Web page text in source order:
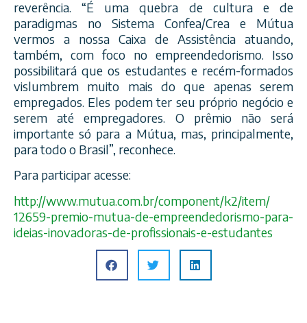
reverência. “É uma quebra de cultura e de
paradigmas no Sistema Confea/Crea e Mútua
vermos a nossa Caixa de Assistência atuando,
também, com foco no empreendedorismo. Isso
possibilitará que os estudantes e recém-formados
vislumbrem muito mais do que apenas serem
empregados. Eles podem ter seu próprio negócio e
serem até empregadores. O prêmio não será
importante só para a Mútua, mas, principalmente,
para todo o Brasil”, reconhece.
Para participar acesse:
http://www.mutua.com.br/component/k2/item/
12659-premio-mutua-de-empreendedorismo-para-
ideias-inovadoras-de-profissionais-e-estudantes